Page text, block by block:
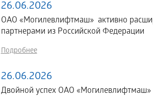
26.06.2026
ОАО «Могилевлифтмаш» активно
партнерами из Российской Федерации
Подробнее
26.06.2026
Двойной успех ОАО «Могилевлифтмаш»